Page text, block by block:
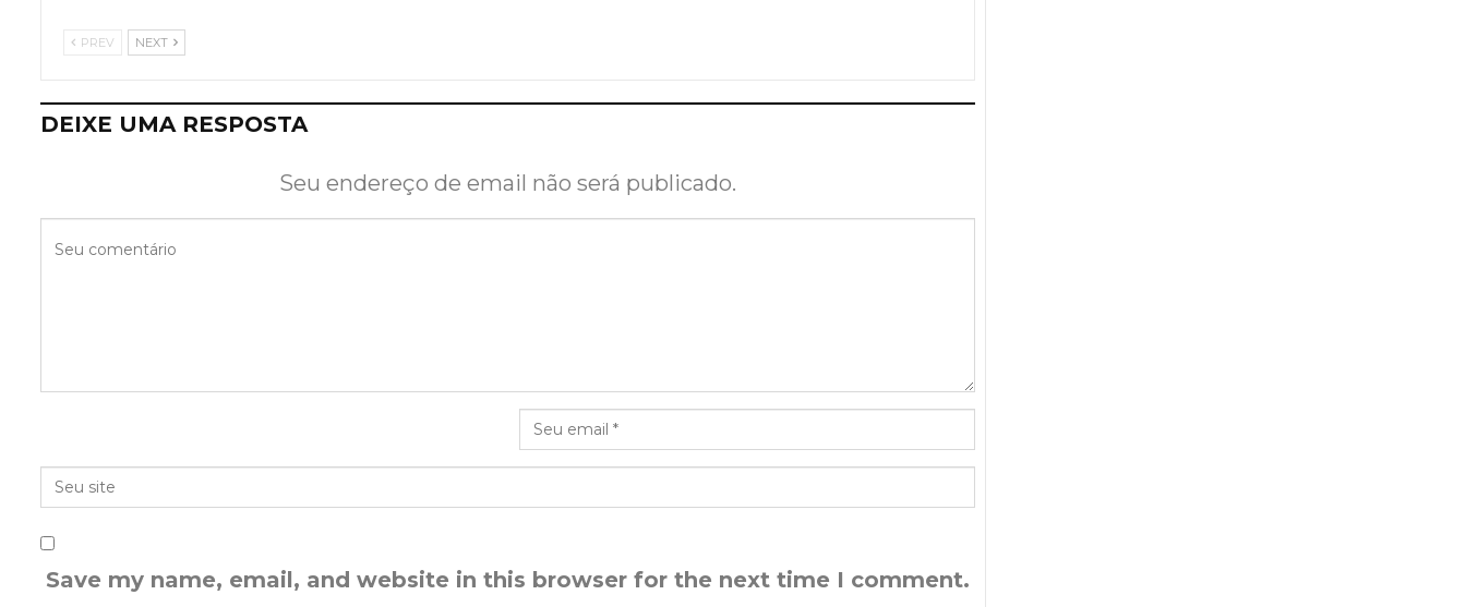
PREV NEXT
DEIXE UMA RESPOSTA
Seu endereço de email não será publicado.
Save my name, email, and website in this browser for the next time I comment.